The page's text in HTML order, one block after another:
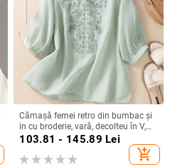
Cămașă femei retro din bumbac și
in cu broderie, vară, decolteu în V,
croială lejeră, culoare solidă,
103.81 - 145.89 Lei
add_shopping_cart